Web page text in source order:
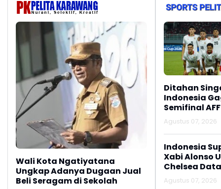
Wali Kota Ngatiyatana
Ungkap Adanya Dugaan Jual
Beli Seragam di Sekolah
Ditahan
Indonesia
Semifinal
Agustus 07, 2026
Indonesia
Xabi Alonso
Chelsea
Agustus 07, 2026